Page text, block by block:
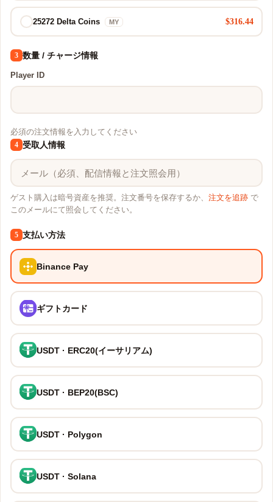
25272 Delta Coins MY $316.44
3 数量 / チャージ情報
Player ID
必須の注文情報を入力してください
4 受取人情報
ゲスト購入は暗号資産を推奨。注文番号を保存するか、 注文を追跡 で
このメールにて照会してください。
5 支払い方法
Binance Pay
ギフトカード
USDT · ERC20(イーサリアム)
USDT · BEP20(BSC)
USDT · Polygon
USDT · Solana